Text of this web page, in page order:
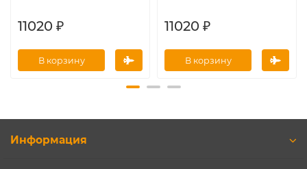
11020 ₽
В корзину
11020 ₽
В корзину
Информация